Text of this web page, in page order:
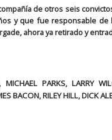
de otros seis
y que fue responsable de
ahora ya retirado y
MICHAEL PARKS, LARRY
BACON, RILEY HILL, DICK